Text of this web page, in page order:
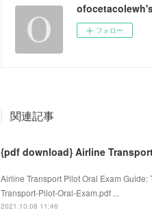
フォロー
関連記事
{pdf download} Airline
Airline Transport Pilot Oral Exam
Transport-Pilot-Oral-Exam.pdf ...
2021.10.08 11:46